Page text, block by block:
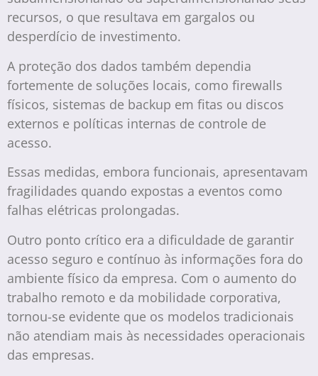
recursos, o que resultava em gargalos ou
desperdício de investimento.
A proteção dos dados também dependia
fortemente de soluções locais, como firewalls
físicos, sistemas de backup em fitas ou discos
externos e políticas internas de controle de
acesso.
Essas medidas, embora funcionais, apresentavam
fragilidades quando expostas a eventos como
falhas elétricas prolongadas.
Outro ponto crítico era a dificuldade de garantir
acesso seguro e contínuo às informações fora do
ambiente físico da empresa. Com o aumento do
trabalho remoto e da mobilidade corporativa,
tornou-se evidente que os modelos tradicionais
não atendiam mais às necessidades operacionais
das empresas.